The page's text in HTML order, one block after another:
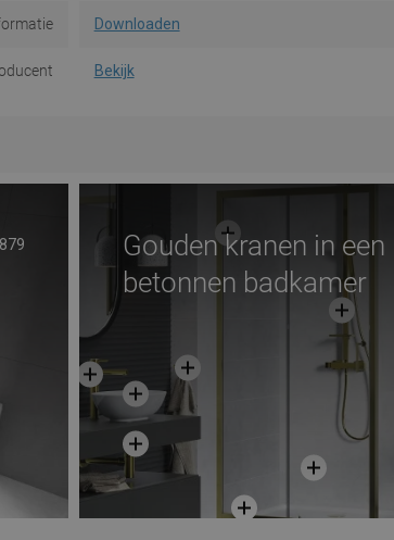
Downloaden
Bekijk
Gouden kranen in een
betonnen badkamer